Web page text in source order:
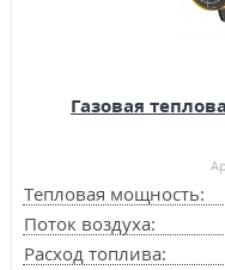
Газовая
Тепловая мощность:
Поток воздуха:
Расход топлива: